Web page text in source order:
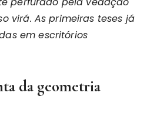
virá. As primeiras teses já
em escritórios
da geometria